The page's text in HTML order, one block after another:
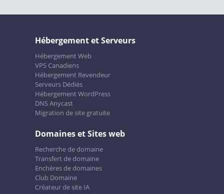
Hébergement et Serveurs
Hébergement Web
VPS Canadiens
Hébergement Revendeur
Serveurs Dédiés
Hébergement WordPress
DNS Anycast
Migration de site gratuite
Domaines et Sites web
Recherche de domaine
Transfert de domaine
Enchères de domaines
Club Domaine
Créateur de site IA